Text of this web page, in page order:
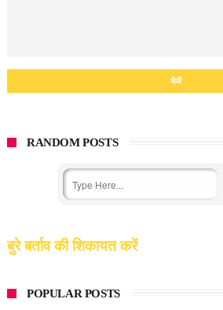
RANDOM POSTS
बुरे बर्ताव की शिकायत करें
POPULAR POSTS